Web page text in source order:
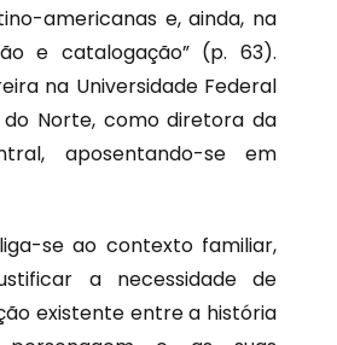
americanas e, ainda, na
e catalogação” (p. 63).
na Universidade Federal
do Norte, como diretora da
aposentando-se em
se ao contexto familiar,
a necessidade de
existente entre a história